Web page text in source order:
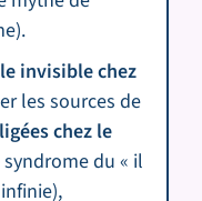
invisible chez
les sources de
chez le
du « il